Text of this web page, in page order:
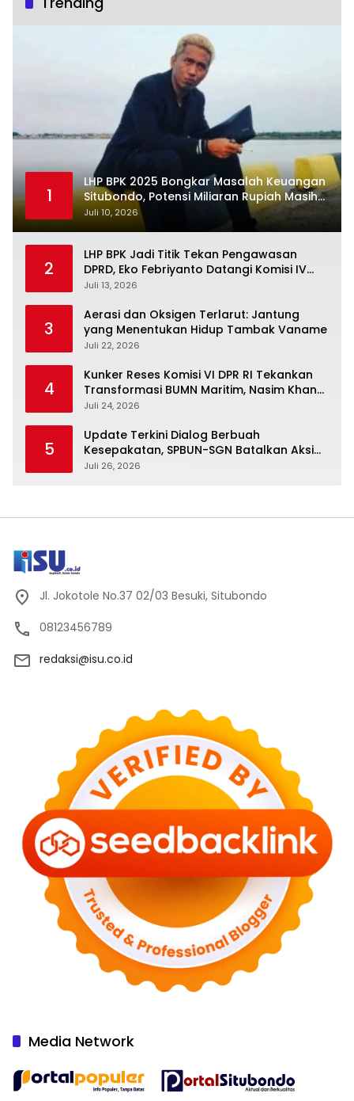
1
LHP BPK 2025 Bongkar Masalah Keuangan
Situbondo, Potensi Miliaran Rupiah Masih
Belum Terkelola
Juli 10, 2026
2
LHP BPK Jadi Titik Tekan Pengawasan
DPRD, Eko Febriyanto Datangi Komisi IV
dan Ajak Dewan Kembali Berpijak pada
Juli 13, 2026
3
Aerasi dan Oksigen Terlarut: Jantung
yang Menentukan Hidup Tambak Vaname
Juli 22, 2026
4
Kunker Reses Komisi VI DPR RI Tekankan
Transformasi BUMN Maritim, Nasim Khan
Kawal Penguatan Sektor Laut
Juli 24, 2026
5
Update Terkini Dialog Berbuah
Kesepakatan, SPBUN-SGN Batalkan Aksi
Nasional Setelah Holding Penuhi Sejumlah
Juli 26, 2026
Jl. Jokotole No.37 02/03 Besuki, Situbondo
08123456789
redaksi@isu.co.id
Media Network